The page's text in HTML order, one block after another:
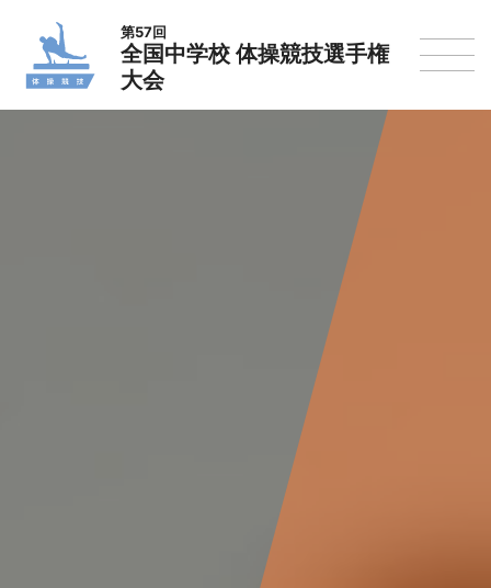
第57回
全国中学校 体操競技選手権
大会